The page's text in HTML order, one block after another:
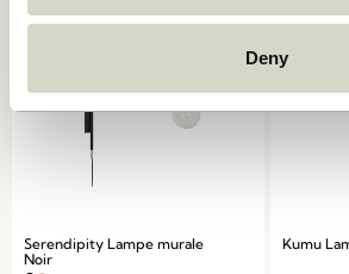
Deny
Serendipity Lampe murale
Noir
Kumu